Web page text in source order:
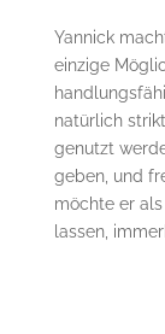
Yannick
einzige
natürlich
genutzt
geben, und
möchte er
lassen,